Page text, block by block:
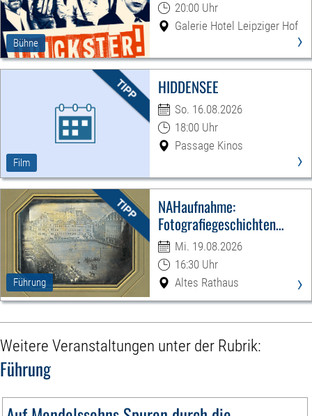
Bühne
20:00 Uhr
Galerie Hotel Leipziger Hof
›
Film
HIDDENSEE
So. 16.08.2026
18:00 Uhr
Passage Kinos
›
Führung
NAHaufnahme:
Fotografiegeschichten
Leipzigs
Mi. 19.08.2026
16:30 Uhr
Altes Rathaus
›
Weitere Veranstaltungen unter der Rubrik:
Führung